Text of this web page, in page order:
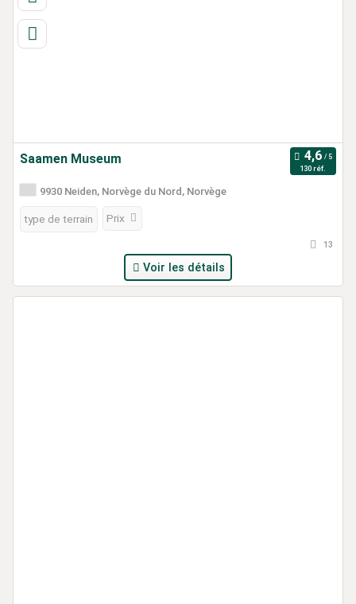
Saamen Museum
130 réf.
9930 Neiden, Norvège du Nord, Norvège
type de terrain Prix
13
Voir les détails